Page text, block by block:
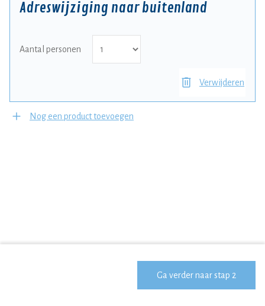
Adreswijziging naar buitenland
Verwijderen
Aantal personen
Nog een product toevoegen
Ga verder naar stap 2